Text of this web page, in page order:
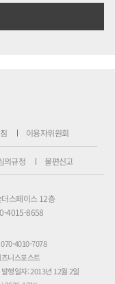
이용자위원회
의규정 불편신고
스페이스 12층
4015-8658
4010-7078
니스포스트
발행일자: 2013년 12월 2일